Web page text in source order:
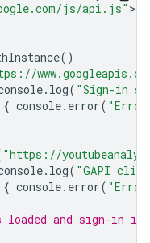
js/api.js" ><
()
. log( "Sign-in
{ console. error(
"https://
. log( "GAPI
{ console. error(
and sign-in is